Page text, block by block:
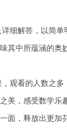
细解答，以简
其中所蕴涵的
观看的人数之
美，感受数学
面，释放出更加